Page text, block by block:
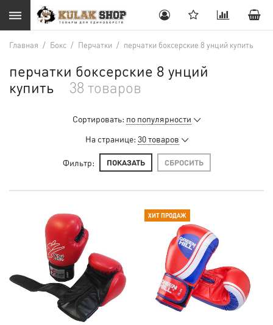
Главная / Бокс / Перчатки / перчатки боксерские 8 унций купить
перчатки боксерские 8 унций
купить
38 товаров
Сортировать: по популярности
На странице: 30 товаров
Фильтр: ПОКАЗАТЬ СБРОСИТЬ
ХИТ ПРОДАЖ